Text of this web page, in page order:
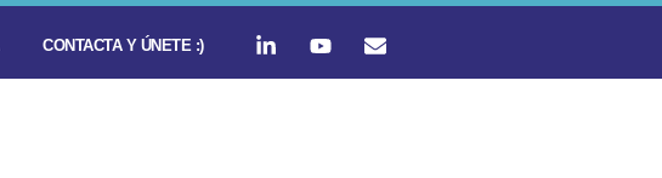
CONTACTA Y ÚNETE :)